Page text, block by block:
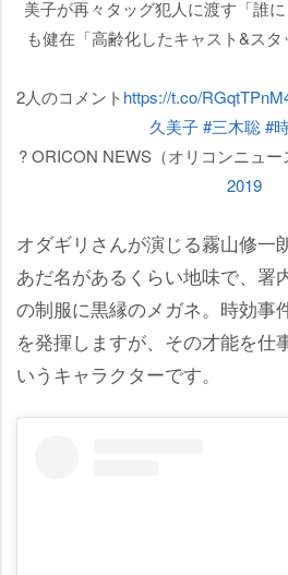
美子が再々タッグ犯人に渡す「誰
も健在「高齢化したキャスト&ス
2人のコメントhttps://t.co/
久美子#三木聡#
? ORICON NEWS（オリコンニュー
2019
オダギリさんが演じる霧山修一
あだ名があるくらい地味で、署
の制服に黒縁のメガネ。時効事
を発揮しますが、その才能を仕
いうキャラクターです。